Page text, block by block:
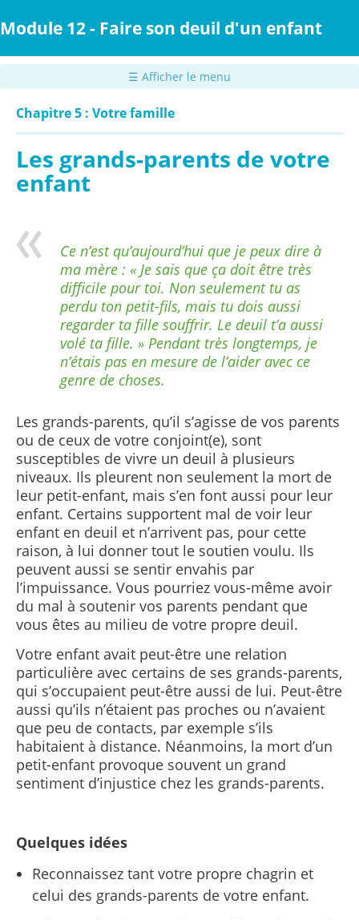
au
principal
Module 12 - Faire son deuil d'un enfant
☰ Afficher le menu
Chapitre 5 : Votre famille
Les grands-parents de votre
enfant
Ce n’est qu’aujourd’hui que je peux dire à
ma mère : « Je sais que ça doit être très
difficile pour toi. Non seulement tu as
perdu ton petit-fils, mais tu dois aussi
regarder ta fille souffrir. Le deuil t’a aussi
volé ta fille. » Pendant très longtemps, je
n’étais pas en mesure de l’aider avec ce
genre de choses.
Les grands-parents, qu’il s’agisse de vos parents
ou de ceux de votre conjoint(e), sont
susceptibles de vivre un deuil à plusieurs
niveaux. Ils pleurent non seulement la mort de
leur petit-enfant, mais s’en font aussi pour leur
enfant. Certains supportent mal de voir leur
enfant en deuil et n’arrivent pas, pour cette
raison, à lui donner tout le soutien voulu. Ils
peuvent aussi se sentir envahis par
l’impuissance. Vous pourriez vous-même avoir
du mal à soutenir vos parents pendant que
vous êtes au milieu de votre propre deuil.
Votre enfant avait peut-être une relation
particulière avec certains de ses grands-parents,
qui s’occupaient peut-être aussi de lui. Peut-être
aussi qu’ils n’étaient pas proches ou n’avaient
que peu de contacts, par exemple s’ils
habitaient à distance. Néanmoins, la mort d’un
petit-enfant provoque souvent un grand
sentiment d’injustice chez les grands-parents.
Quelques idées
Reconnaissez tant votre propre chagrin et
celui des grands-parents de votre enfant.